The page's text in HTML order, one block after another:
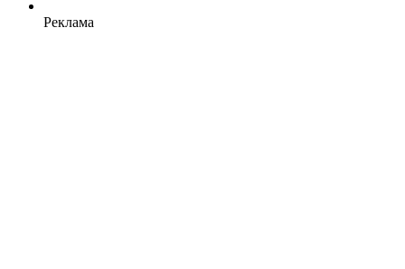
Реклама